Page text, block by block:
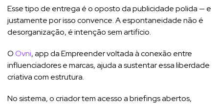
Esse tipo de entrega é o oposto da publicidade polida — e
justamente por isso convence. A espontaneidade não é
desorganização, é intenção sem artifício.
OOvni, app da Empreender voltada à conexão entre
influenciadores e marcas, ajuda a sustentar essa liberdade
criativa com estrutura.
No sistema, o criador tem acesso a briefings abertos,